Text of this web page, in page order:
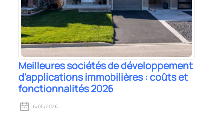
Meilleures sociétés de développement
d'applications immobilières : coûts et
fonctionnalités 2026
16/05/2026